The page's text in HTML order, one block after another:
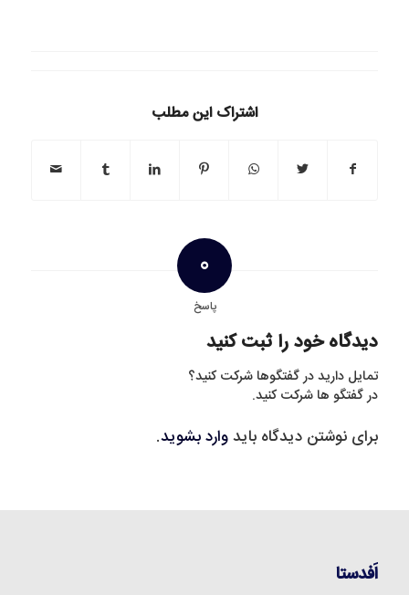
اشتراک این مطلب
0
پاسخ
دیدگاه خود را ثبت کنید
تمایل دارید در گفتگوها شرکت کنید؟
در گفتگو ها شرکت کنید.
برای نوشتن دیدگاه بایدوارد بشوید.
اَفدستا